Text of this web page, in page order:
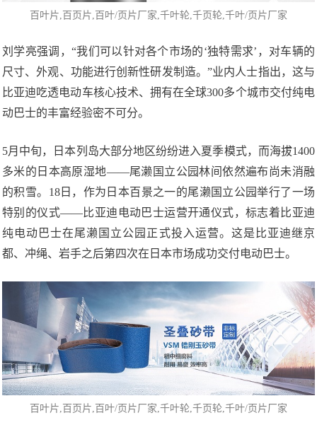
百叶片,百页片, 百叶/页片厂家,千叶轮,千页轮,千叶/页片厂家
刘学亮强调，“我们可以针对各个市场的‘独特需求’，对车辆的
尺寸、外观、功能进行创新性研发制造。”业内人士指出，这与
比亚迪吃透电动车核心技术、拥有在全球300多个城市交付纯电
动巴士的丰富经验密不可分。
5月中旬，日本列岛大部分地区纷纷进入夏季模式，而海拔1400
多米的日本高原湿地——尾濑国立公园林间依然遍布尚未消融
的积雪。18日，作为日本百景之一的尾濑国立公园举行了一场
特别的仪式——比亚迪电动巴士运营开通仪式，标志着比亚迪
纯电动巴士在尾濑国立公园正式投入运营。这是比亚迪继京
都、冲绳、岩手之后第四次在日本市场成功交付电动巴士。
百叶片 百页片 ,百叶/页片厂家,千叶轮,千页轮, 千叶/页片厂家